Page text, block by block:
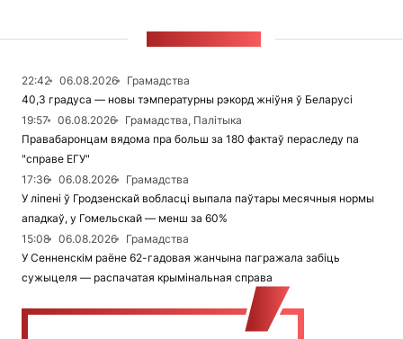
22:42 06.08.2026
Грамадства
40,3 градуса — новы тэмпературны рэкорд жніўня ў Беларусі
19:57
06.08.2026
Грамадства, Палітыка
Правабаронцам вядома пра больш за 180 фактаў пераследу па
"справе ЕГУ"
17:36
06.08.2026
Грамадства
У ліпені ў Гродзенскай вобласці выпала паўтары месячныя нормы
ападкаў, у Гомельскай — менш за 60%
15:08
06.08.2026
Грамадства
У Сенненскім раёне 62-гадовая жанчына пагражала забіць
сужыцеля — распачатая крымінальная справа